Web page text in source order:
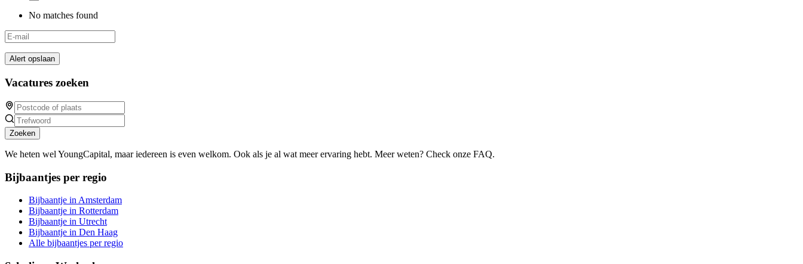
No matches found
Alert opslaan
Vacatures zoeken
Zoeken
We heten wel YoungCapital, maar iedereen is even welkom. Ook als je al wat meer ervaring hebt. Meer weten? Check onze FAQ.
Bijbaantjes per regio
Bijbaantje in Amsterdam
Bijbaantje in Rotterdam
Bijbaantje in Utrecht
Bijbaantje in Den Haag
Alle bijbaantjes per regio